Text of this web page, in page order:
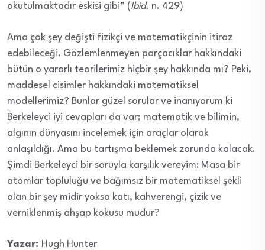
okutulmaktadır eskisi gibi” (Ibid. n. 429)
Ama çok şey değişti fizikçi ve matematikçinin itiraz
edebileceği. Gözlemlenmeyen parçacıklar hakkındaki
bütün o yararlı teorilerimiz hiçbir şey hakkında mı? Peki,
maddesel cisimler hakkındaki matematiksel
modellerimiz? Bunlar güzel sorular ve inanıyorum ki
Berkeleyci iyi cevapları da var; matematik ve bilimin,
algının dünyasını incelemek için araçlar olarak
anlaşıldığı. Ama bu tartışma beklemek zorunda kalacak.
Şimdi Berkeleyci bir soruyla karşılık vereyim: Masa bir
atomlar topluluğu ve bağımsız bir matematiksel şekli
olan bir şey midir yoksa katı, kahverengi, çizik ve
verniklenmiş ahşap kokusu mudur?
Yazar: Hugh Hunter